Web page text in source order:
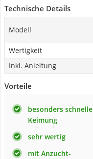
Technische Details
Modell
Wertigkeit
Inkl. Anleitung
Vorteile
besonders schnelle
Keimung
sehr wertig
mit Anzucht-